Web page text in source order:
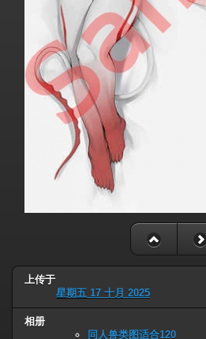
上传于
星期五 17 十月 2025
相册
同人兽类图适合120